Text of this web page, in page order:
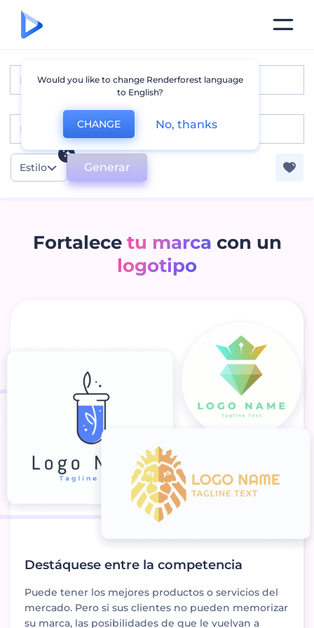
Estilo Generar
Fortalece tu marca con un
logotipo
Destáquese entre la competencia
Puede tener los mejores productos o servicios del
mercado. Pero si sus clientes no pueden memorizar
su marca, las posibilidades de que le vuelvan a
Would you like to change Renderforest language
to English?
CHANGE No, thanks